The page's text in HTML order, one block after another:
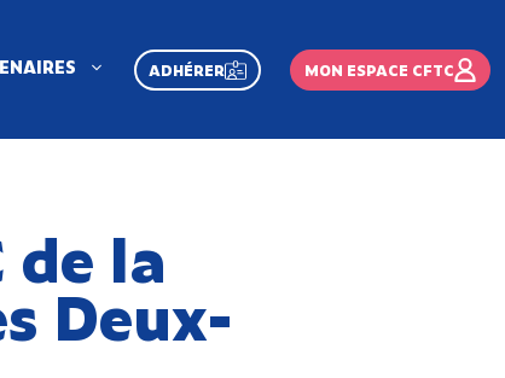
ADHÉRER MON ESPACE CFTC
de la
Deux-